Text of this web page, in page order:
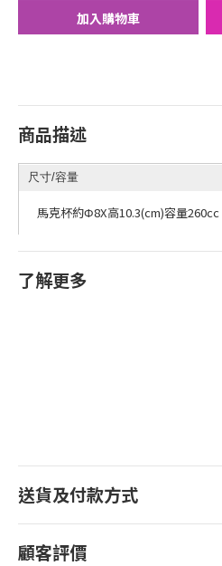
加入購物車
商品描述
尺寸/容量
馬克杯約Φ8X高10.3(cm)容量260cc
了解更多
送貨及付款方式
顧客評價